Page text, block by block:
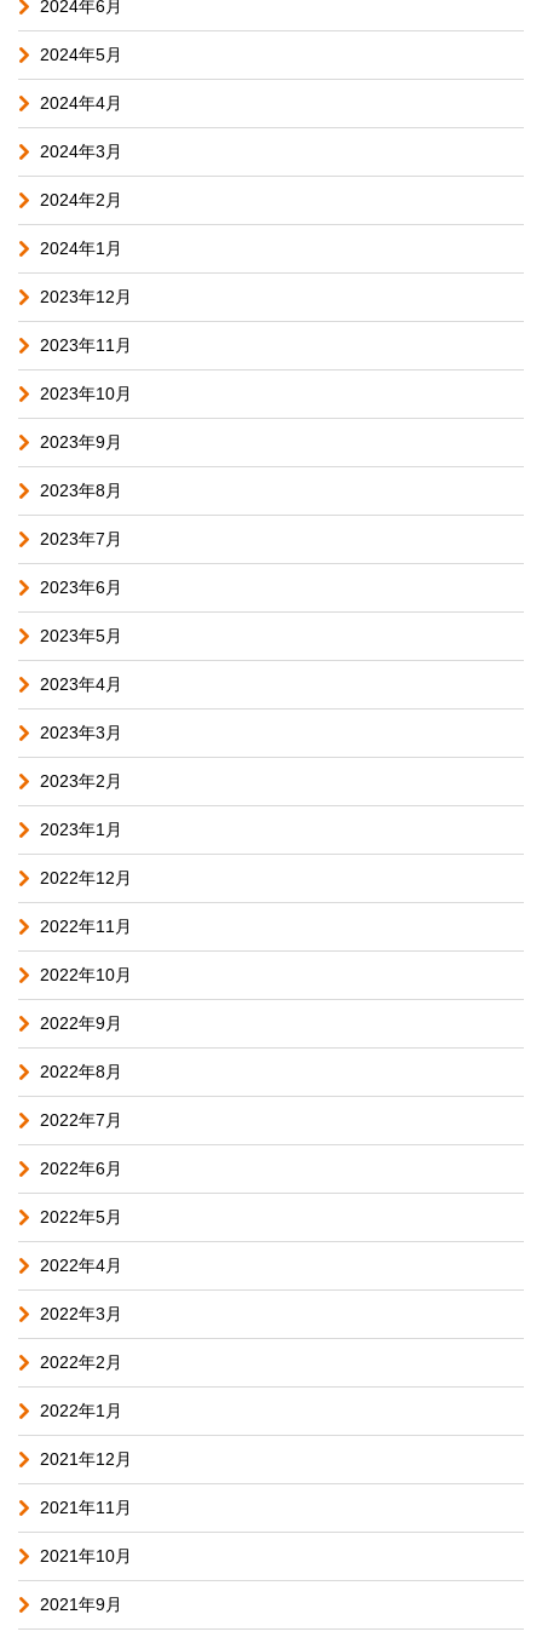
2024年6月
2024年5月
2024年4月
2024年3月
2024年2月
2024年1月
2023年12月
2023年11月
2023年10月
2023年9月
2023年8月
2023年7月
2023年6月
2023年5月
2023年4月
2023年3月
2023年2月
2023年1月
2022年12月
2022年11月
2022年10月
2022年9月
2022年8月
2022年7月
2022年6月
2022年5月
2022年4月
2022年3月
2022年2月
2022年1月
2021年12月
2021年11月
2021年10月
2021年9月